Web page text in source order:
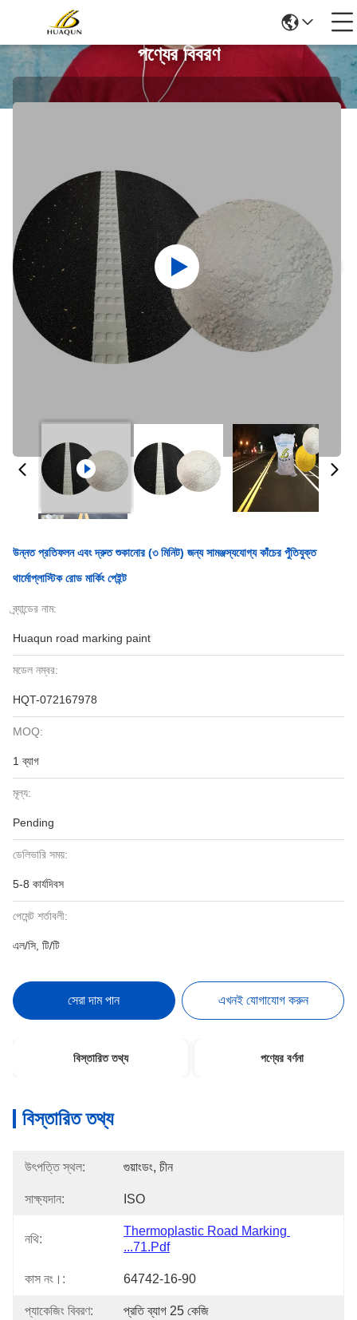
পণ্যের বিবরণ
উন্নত প্রতিফলন এবং দ্রুত শুকানোর (৩ মিনিট) জন্য সামঞ্জস্যযোগ্য কাঁচের পুঁতিযুক্ত
থার্মোপ্লাস্টিক রোড মার্কিং পেইন্ট
ব্র্যান্ডের নাম:
Huaqun road marking paint
মডেল নম্বর:
HQT-072167978
MOQ:
1 ব্যাগ
মূল্য:
Pending
ডেলিভারি সময়:
5-8 কার্যদিবস
পেমেন্ট শর্তাবলী:
এল/সি, টি/টি
সেরা দাম পান এখনই যোগাযোগ করুন
বিস্তারিত তথ্য পণ্যের বর্ণনা
বিস্তারিত তথ্য
উৎপত্তি স্থল: গুয়াংডং, চীন
সাক্ষ্যদান: ISO
নথি:
Thermoplastic Road Marking
...71.pdf
কাস নং।: 64742-16-90
প্যাকেজিং বিবরণ: প্রতি ব্যাগ 25 কেজি